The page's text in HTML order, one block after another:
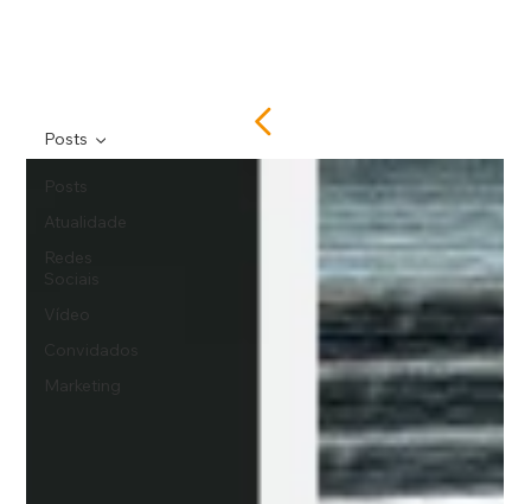
Posts
Atualidade
Redes
Sociais
Vídeo
Convidados
Marketing
Posts